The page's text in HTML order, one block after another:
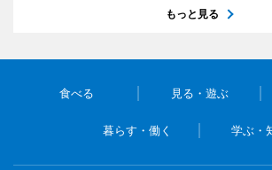
もっと見る
食べる 見る・遊ぶ
暮らす・働く 学ぶ・